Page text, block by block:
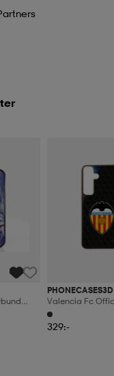
PHONECASES3D
Valencia Fc
Phone Case
329:-